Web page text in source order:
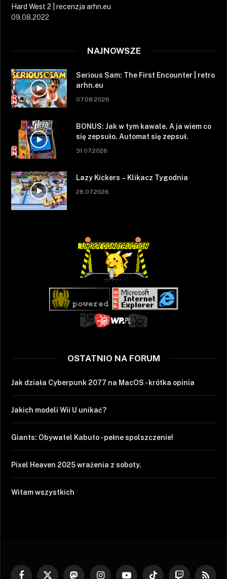
Hard West 2 | recenzja arhn.eu
09.08.2022
NAJNOWSZE
Serious Sam: The First Encounter | retro
arhn.eu
07.08.2026
BONUS: Jak w tym kawale. A ja wiem co
się zepsuło. Automat się zepsuł.
31.07.2026
Lazy Kickers – Klikacz Tygodnia
28.07.2026
OSTATNIO NA FORUM
Jak działa Cyberpunk 2077 na MacOS - krótka opinia
Jakich modeli Wii U unikać?
Giants: Obywatel Kabuto - pełne spolszczenie!
Pixel Heaven 2025 wrażenia z soboty.
Witam wszystkich